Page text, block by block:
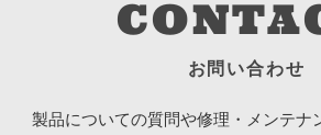
お問い合わせ
製品についての質問や修理・メンテナ